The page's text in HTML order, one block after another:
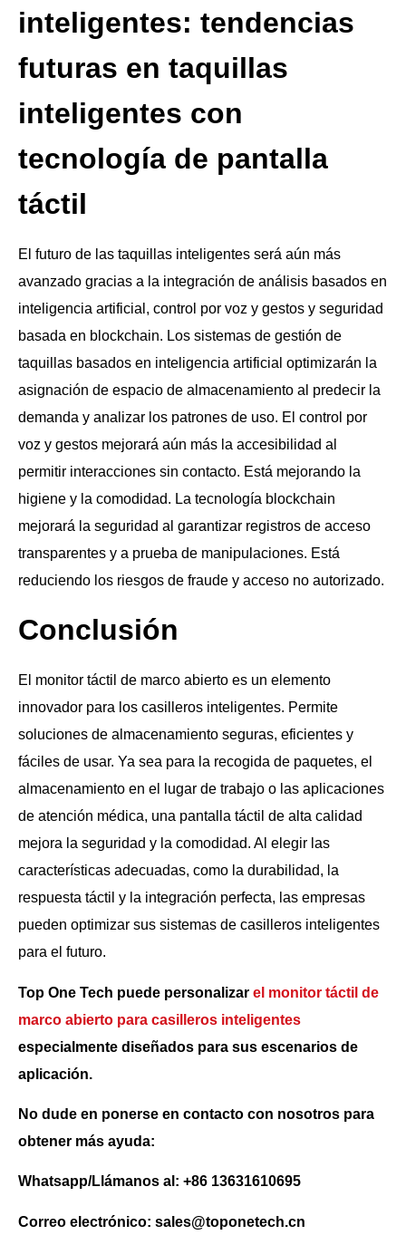
inteligentes: tendencias
futuras en taquillas
inteligentes con
tecnología de pantalla
táctil
El futuro de las taquillas inteligentes será aún más
avanzado gracias a la integración de análisis basados ​​en
inteligencia artificial, control por voz y gestos y seguridad
basada en blockchain. Los sistemas de gestión de
taquillas basados ​​en inteligencia artificial optimizarán la
asignación de espacio de almacenamiento al predecir la
demanda y analizar los patrones de uso. El control por
voz y gestos mejorará aún más la accesibilidad al
permitir interacciones sin contacto. Está mejorando la
higiene y la comodidad. La tecnología blockchain
mejorará la seguridad al garantizar registros de acceso
transparentes y a prueba de manipulaciones. Está
reduciendo los riesgos de fraude y acceso no autorizado.
Conclusión
El monitor táctil de marco abierto es un elemento
innovador para los casilleros inteligentes. Permite
soluciones de almacenamiento seguras, eficientes y
fáciles de usar. Ya sea para la recogida de paquetes, el
almacenamiento en el lugar de trabajo o las aplicaciones
de atención médica, una pantalla táctil de alta calidad
mejora la seguridad y la comodidad. Al elegir las
características adecuadas, como la durabilidad, la
respuesta táctil y la integración perfecta, las empresas
pueden optimizar sus sistemas de casilleros inteligentes
para el futuro.
Top One Tech puede personalizar el monitor táctil de
marco abierto para casilleros inteligentes
especialmente diseñados para sus escenarios de
aplicación.
No dude en ponerse en contacto con nosotros para
obtener más ayuda:
Whatsapp/Llámanos al: +86 13631610695
Correo electrónico: sales@toponetech.cn